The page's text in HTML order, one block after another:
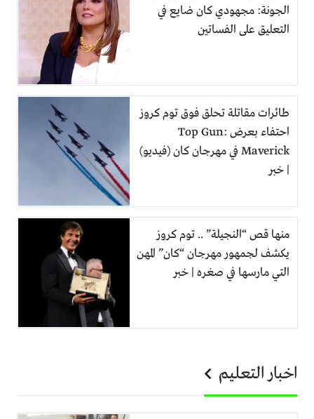
الجونة: مجهودي كان ضايع في
التعليق على الفساتين
طائرات مقاتلة تحلق فوق توم كروز
احتفاء بعرض Top Gun:
Maverick في مهرجان كان (فيديو)
| خبر
منها قص “النجيلة” .. توم كروز
يكشف لجمهور مهرجان “كان” المهن
التي مارسها في صغره | خبر
اخبار التعليم